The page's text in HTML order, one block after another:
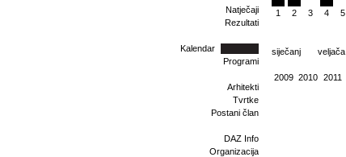
Natječaji
Rezultati
Kalendar
Programi
Arhitekti
Tvrtke
Postani član
DAZ Info
Organizacija
1 2 3 4 5
siječanj veljača
2009 2010 2011